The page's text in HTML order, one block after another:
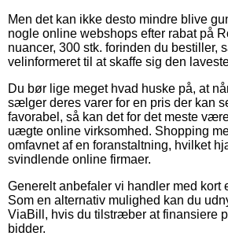
Men det kan ikke desto mindre blive
nogle online webshops efter rabat på
nuancer, 300 stk. forinden du bestiller,
velinformeret til at skaffe sig den
Du bør lige meget hvad huske på, at
sælger deres varer for en pris der kan
favorabel, så kan det for det meste
uægte online virksomhed. Shopping
omfavnet af en foranstaltning, hvilket
svindlende online firmaer.
Generelt anbefaler vi handler med kort
Som en alternativ mulighed kan du
ViaBill, hvis du tilstræber at finansiere
bidder.